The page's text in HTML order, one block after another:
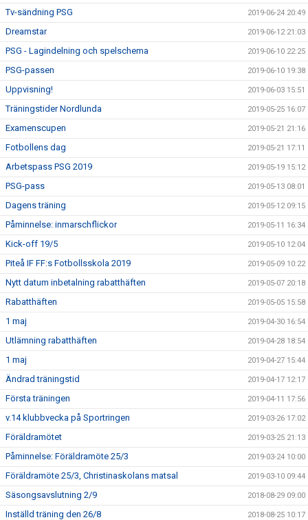
Tv-sändning PSG 2019-06-24 20:49
Dreamstar 2019-06-12 21:03
PSG - Lagindelning och spelschema 2019-06-10 22:25
PSG-passen 2019-06-10 19:38
Uppvisning! 2019-06-03 15:51
Träningstider Nordlunda 2019-05-25 16:07
Examenscupen 2019-05-21 21:16
Fotbollens dag 2019-05-21 17:11
Arbetspass PSG 2019 2019-05-19 15:12
PSG-pass 2019-05-13 08:01
Dagens träning 2019-05-12 09:15
Påminnelse: inmarschflickor 2019-05-11 16:34
Kick-off 19/5 2019-05-10 12:04
Piteå IF FF:s Fotbollsskola 2019 2019-05-09 10:22
Nytt datum inbetalning rabatthäften 2019-05-07 20:18
Rabatthäften 2019-05-05 15:58
1 maj 2019-04-30 16:54
Utlämning rabatthäften 2019-04-28 18:54
1 maj 2019-04-27 15:44
Ändrad träningstid 2019-04-17 12:17
Första träningen 2019-04-11 17:56
v.14 klubbvecka på Sportringen 2019-03-26 17:02
Föräldramötet 2019-03-25 21:13
Påminnelse: Föräldramöte 25/3 2019-03-24 10:00
Föräldramöte 25/3, Christinaskolans matsal 2019-03-10 09:44
Säsongsavslutning 2/9 2018-08-29 09:00
Inställd träning den 26/8 2018-08-25 10:17